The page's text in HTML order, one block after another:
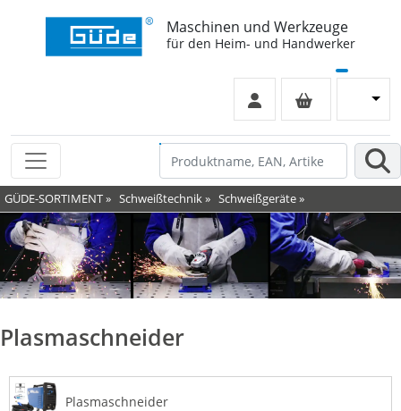
Maschinen und Werkzeuge
für den Heim- und Handwerker
GÜDE-SORTIMENT» Schweißtechnik» Schweißgeräte»
Plasmaschneider
Plasmaschneider